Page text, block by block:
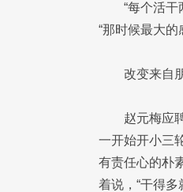
“每个活
“那时候最大的
改变来自
赵元梅应
一开始开小三
有责任心的朴
着说，“干得多